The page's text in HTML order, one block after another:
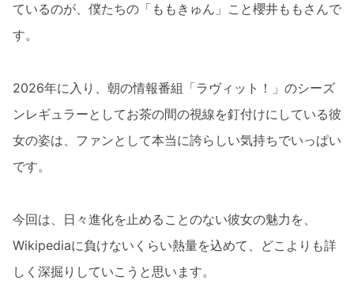
ているのが、僕たちの「ももきゅん」こと櫻井ももさんで
す。
2026年に入り、朝の情報番組「ラヴィット！」のシーズ
ンレギュラーとしてお茶の間の視線を釘付けにしている彼
女の姿は、ファンとして本当に誇らしい気持ちでいっぱい
です。
今回は、日々進化を止めることのない彼女の魅力を、
Wikipediaに負けないくらい熱量を込めて、どこよりも詳
しく深掘りしていこうと思います。